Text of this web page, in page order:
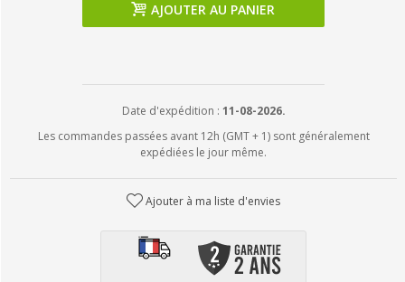
AJOUTER AU PANIER
Date d'expédition : 11-08-2026.
Les commandes passées avant 12h (GMT + 1) sont généralement
expédiées le jour même.
Ajouter à ma liste d'envies